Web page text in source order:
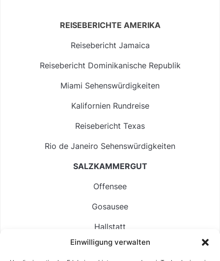
Einwilligung verwalten
REISEBERICHTE AMERIKA
Reisebericht Jamaica
Reisebericht Dominikanische Republik
Miami Sehenswürdigkeiten
Kalifornien Rundreise
Reisebericht Texas
Rio de Janeiro Sehenswürdigkeiten
SALZKAMMERGUT
Offensee
Gosausee
Hallstatt
Langbathsee